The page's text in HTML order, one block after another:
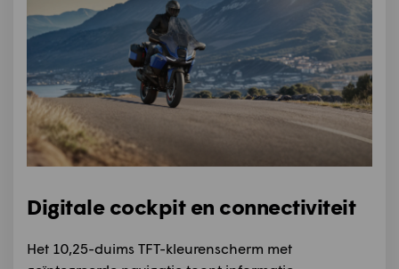
Digitale cockpit en connectiviteit
Het 10,25-duims TFT-kleurenscherm met